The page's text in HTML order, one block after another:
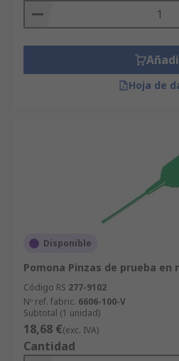
Hoja de
Disponible
Pomona Pinzas de prueba en
Código RS 277-9102
Nº ref. fabric. 6606-100-V
Subtotal (1 unidad)
18,68 €(exc. IVA)
Cantidad